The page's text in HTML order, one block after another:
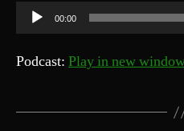
u
d
00:00
Podcast: Play in new